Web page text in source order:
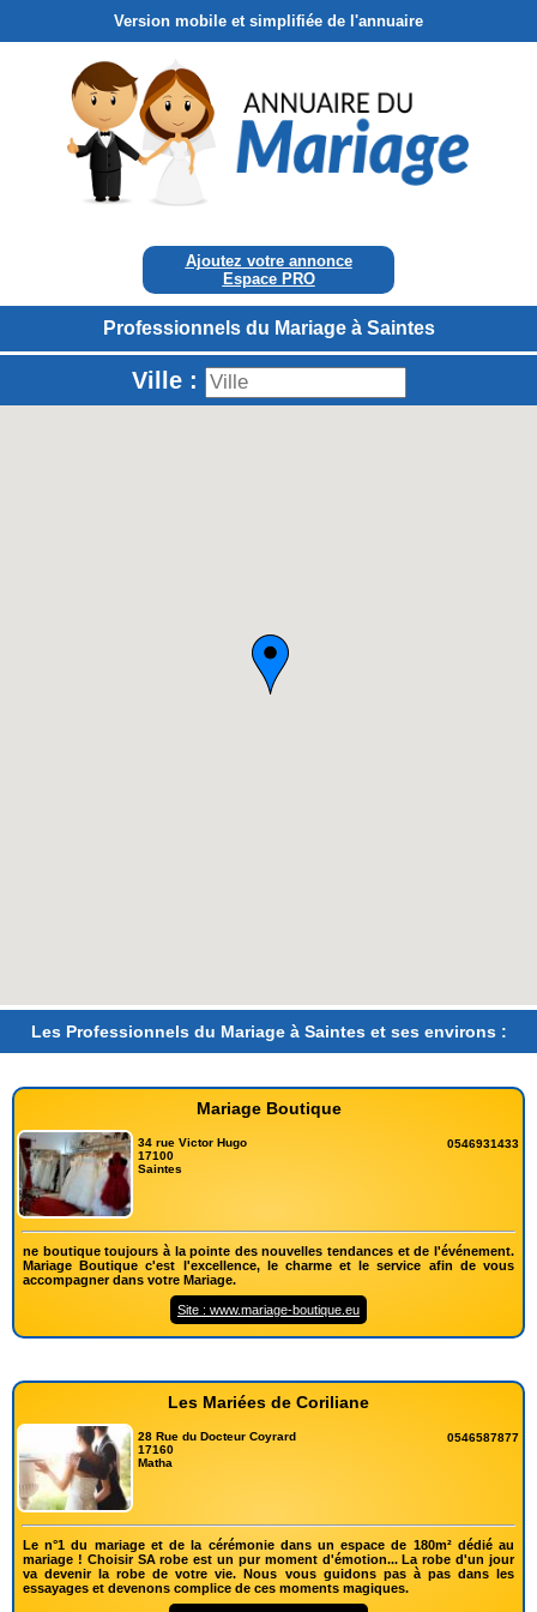
Version mobile et simplifiée de l'annuaire
Ajoutez votre annonce
Espace PRO
Professionnels du Mariage à Saintes
Ville :
Les Professionnels du Mariage à Saintes et ses environs :
Mariage Boutique
34 rue Victor Hugo
17100
Saintes
0546931433
ne boutique toujours à la pointe des nouvelles tendances et de l'événement.
Mariage Boutique c'est l'excellence, le charme et le service afin de vous
accompagner dans votre Mariage.
Site : www.mariage-boutique.eu
Les Mariées de Coriliane
28 Rue du Docteur Coyrard
17160
Matha
0546587877
Le n°1 du mariage et de la cérémonie dans un espace de 180m² dédié au
mariage ! Choisir SA robe est un pur moment d'émotion... La robe d'un jour
va devenir la robe de votre vie. Nous vous guidons pas à pas dans les
essayages et devenons complice de ces moments magiques.